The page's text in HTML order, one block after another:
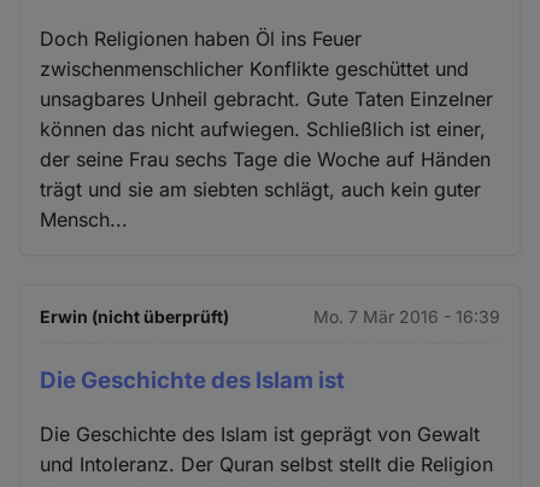
Doch Religionen haben Öl ins Feuer
zwischenmenschlicher Konflikte geschüttet und
unsagbares Unheil gebracht. Gute Taten Einzelner
können das nicht aufwiegen. Schließlich ist einer,
der seine Frau sechs Tage die Woche auf Händen
trägt und sie am siebten schlägt, auch kein guter
Mensch...
Erwin (nicht überprüft) Mo. 7 Mär 2016 - 16:39
Die Geschichte des Islam ist
Die Geschichte des Islam ist geprägt von Gewalt
und Intoleranz. Der Quran selbst stellt die Religion